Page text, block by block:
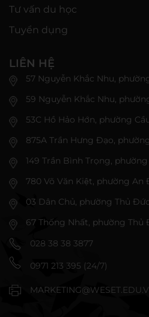
Tư vấn du học
Tuyển dụng
LIÊN HỆ
57 Nguyễn Khắc Nhu,
59 Nguyễn Khắc Nhu,
53C Hồ Hảo Hớn, phường
875A Trần Hưng Đạo,
149 Trần Bình Trọng, phường
780 Võ Văn Kiệt, phường An
03 Dân Chủ, phường Thủ
67 Thống Nhất, phường Thủ
028 38 38 3877
0971 213 395 (24/7)